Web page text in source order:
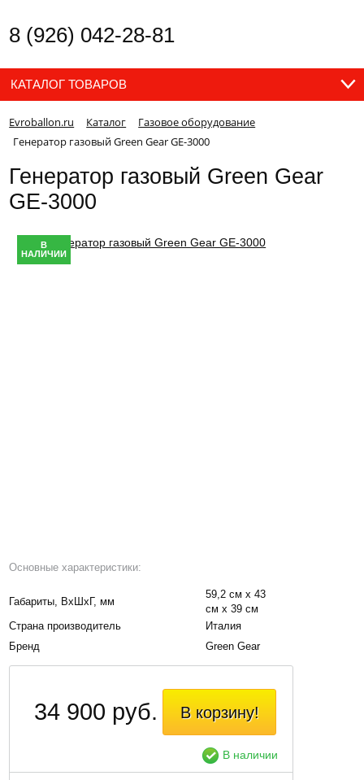
8 (926) 042-28-81
КАТАЛОГ ТОВАРОВ
Evroballon.ru Каталог
Газовое оборудование
Генератор газовый Green Gear GE-3000
Генератор газовый Green Gear
GE-3000
В
НАЛИЧИИ
Основные характеристики:
Габариты, BxШxГ, мм
59,2 см x 43
см x 39 см
Страна производитель
Италия
Бренд
Green Gear
В корзину!
В наличии
34 900 руб.